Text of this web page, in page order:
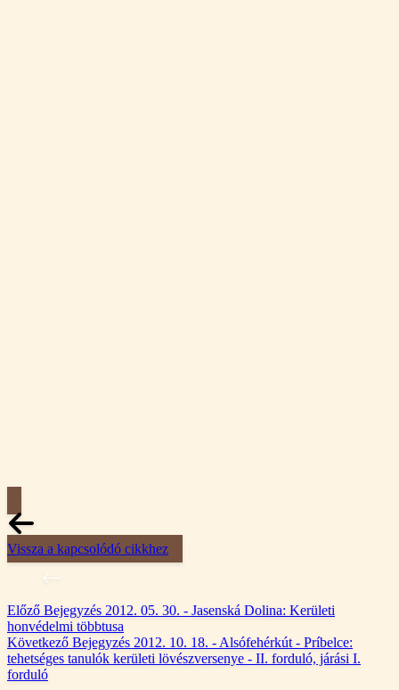
Vissza a kapcsolódó cikkhez
Előző Bejegyzés 2012. 05. 30. - Jasenská Dolina: Kerületi
honvédelmi többtusa
Következő Bejegyzés 2012. 10. 18. - Alsófehérkút - Príbelce:
tehetséges tanulók kerületi lövészversenye - II. forduló, járási I.
forduló